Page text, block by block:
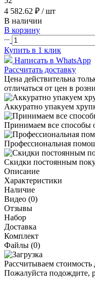
4 582.62 ₽ / шт
В наличии
В корзину
Купить в 1 клик
Написать в WhatsApp
Рассчитать доставку
Цена действительна
отличаться от цен в
Аккуратно упакуем
Принимаем все способы
Профессиональная
Скидки постоянным
Описание
Характеристики
Наличие
Видео (0)
Отзывы
Набор
Доставка
Комплект
Файлы (0)
Рассчитываем стоимость
Пожалуйста подождите,